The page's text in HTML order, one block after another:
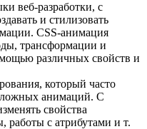
веб-разработки, с
и стилизовать
CSS-анимация
трансформации и
различных свойств и
который часто
анимаций. С
свойства
работы с атрибутами и т.